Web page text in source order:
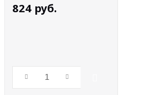
824 руб.